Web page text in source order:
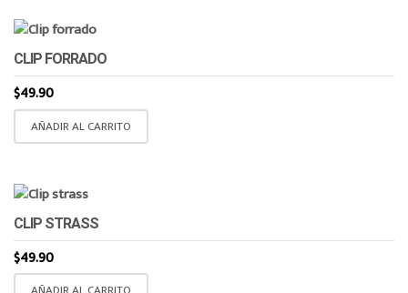
CLIP FORRADO
$49.90
AÑADIR AL CARRITO
CLIP STRASS
$49.90